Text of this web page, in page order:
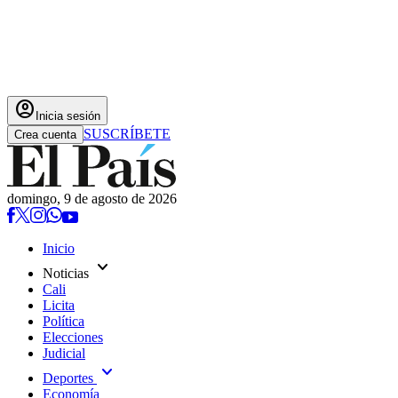
account_circle Inicia sesión
Crea cuenta SUSCRÍBETE
domingo, 9 de agosto de 2026
Inicio
Noticias expand_more
Cali
Licita
Política
Elecciones
Judicial
Deportes expand_more
Economía